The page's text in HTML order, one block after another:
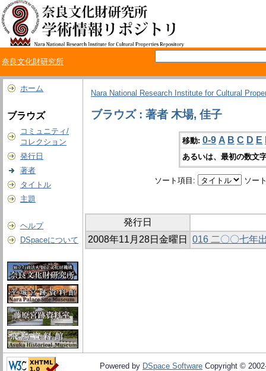
奈良文化財研究所
ホーム
ブラウズ
コミュニティ/
コレクション
発行日
著者
タイトル
主題
ヘルプ
DSpaceについて
Nara National Research Institute for Cultural
ブラウズ : 著者 木場, 佳子
移動: 0-9 A B C D E
あるいは、最初の数文
ソート項目: ソー
発行日
2008年11月28日金曜日
016 二〇〇七年
Powered by DSpace Software Copyright ©